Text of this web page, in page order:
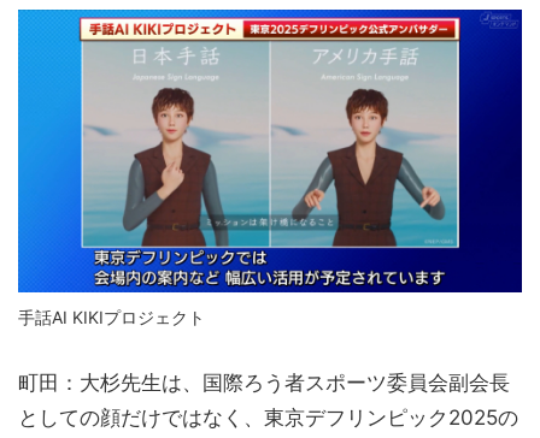
手話AI KIKIプロジェクト
町田：大杉先生は、国際ろう者スポーツ委員会副会長
としての顔だけではなく、東京デフリンピック2025の